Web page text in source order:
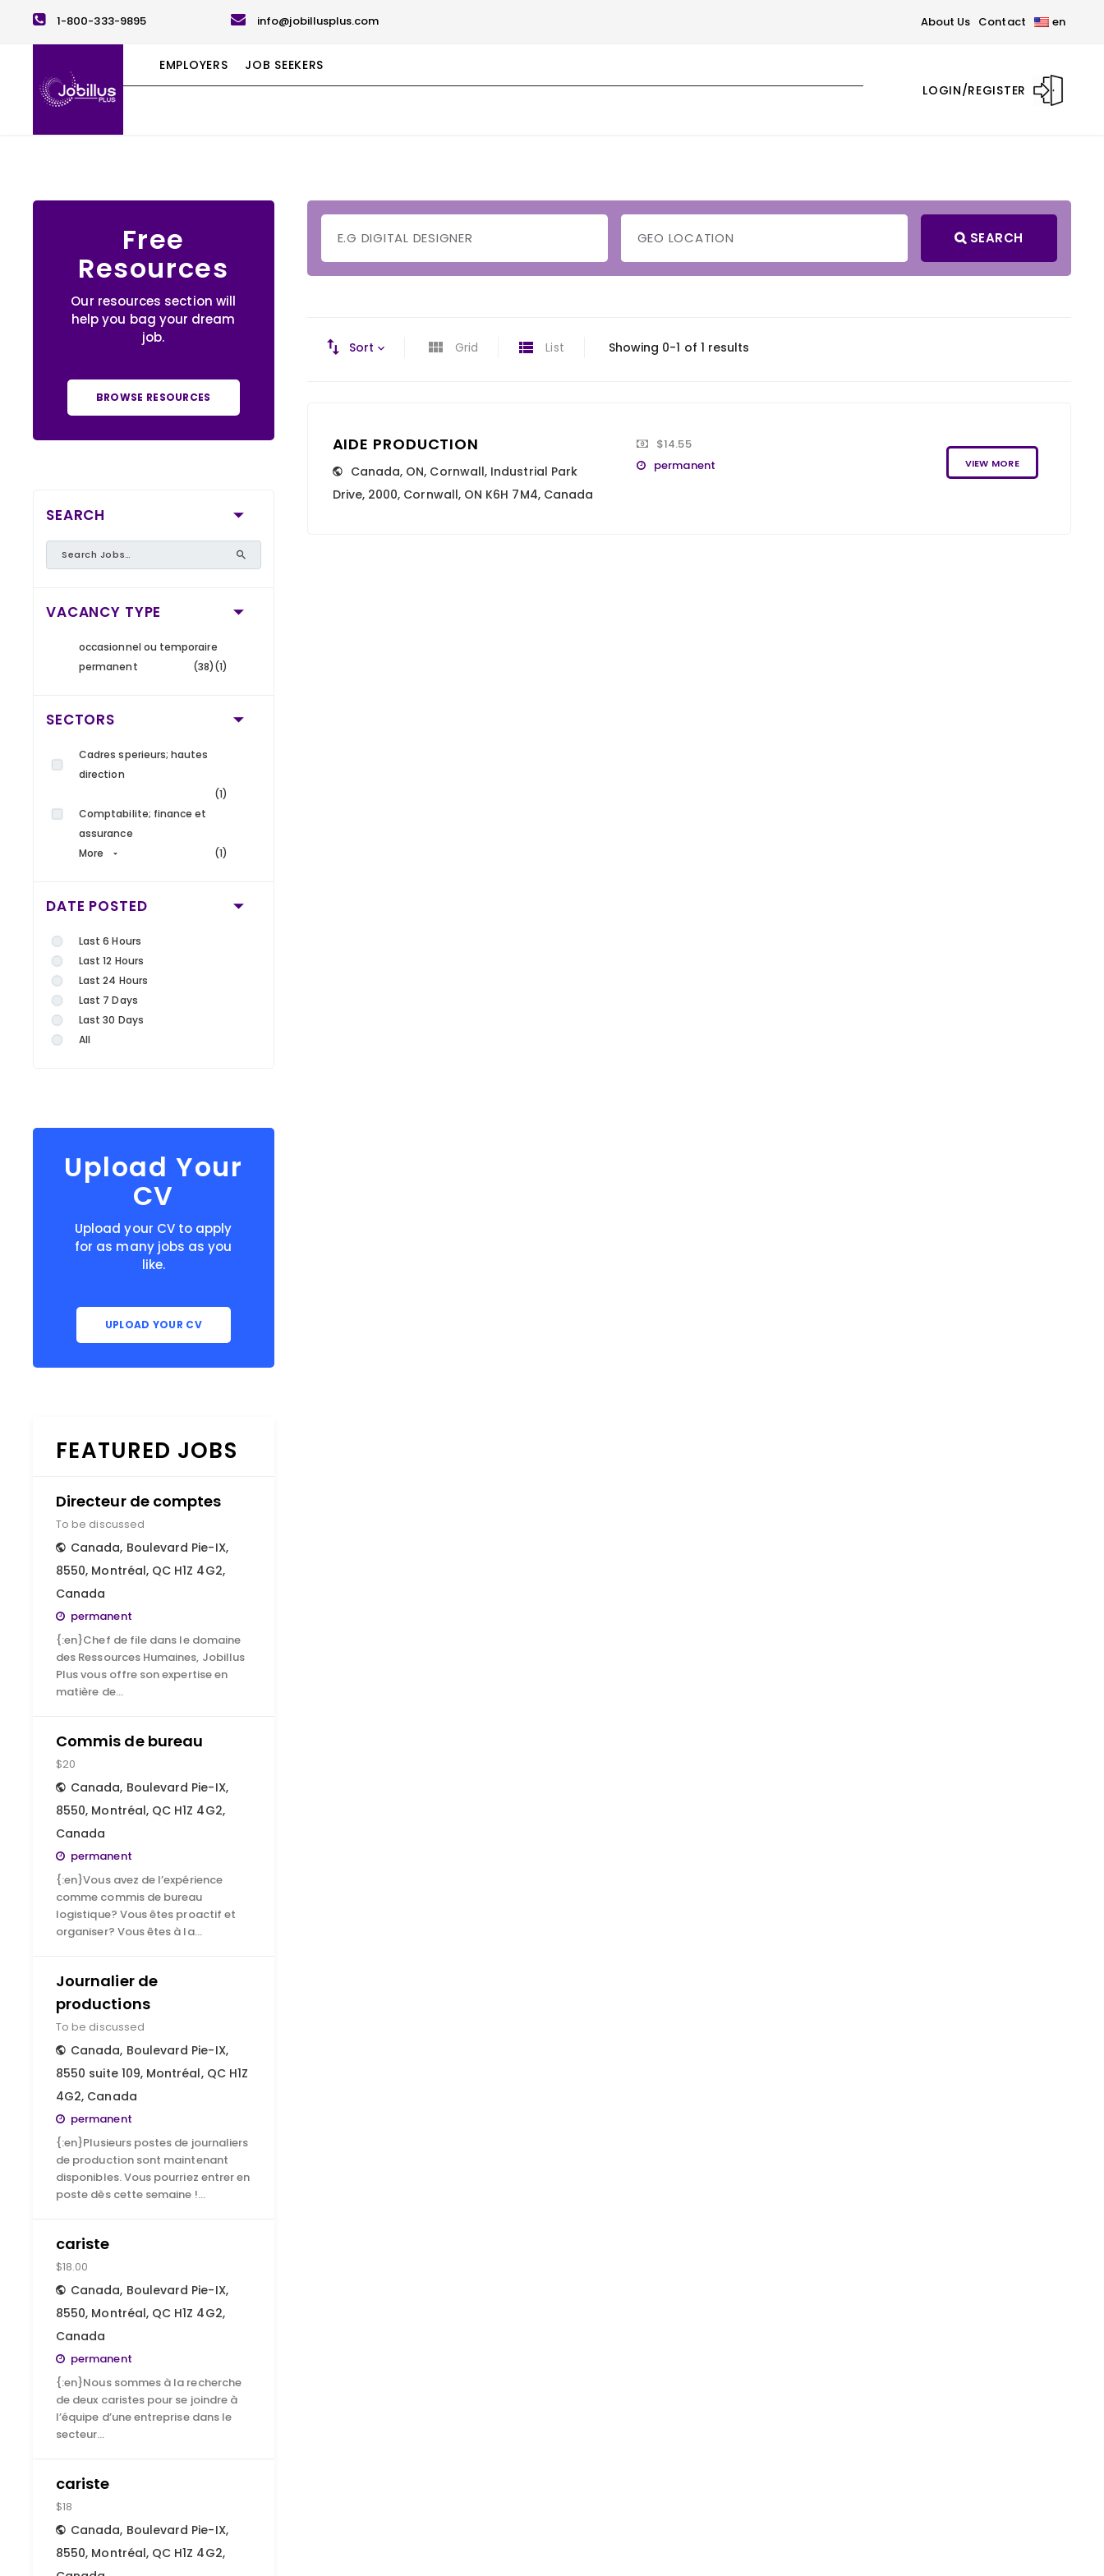
1-800-333-9895 info@jobillusplus.com About Us Contact en
LOGIN/REGISTER
EMPLOYERS JOB SEEKERS
Free
Resources
Our resources section will
help you bag your dream
job.
BROWSE RESOURCES
SEARCH
VACANCY TYPE
occasionnel ou temporaire
(1)
permanent (38)
SECTORS
Cadres sperieurs; hautes
direction
(1)
Comptabilite; finance et
assurance
(1)
More
DATE POSTED
Last 6 Hours
Last 12 Hours
Last 24 Hours
Last 7 Days
Last 30 Days
All
Upload Your
CV
Upload your CV to apply
for as many jobs as you
like.
UPLOAD YOUR CV
FEATURED JOBS
Directeur de comptes
To be discussed
Canada, Boulevard Pie-IX,
8550, Montréal, QC H1Z 4G2,
Canada
permanent
{:en}Chef de file dans le domaine
des Ressources Humaines, Jobillus
Plus vous offre son expertise en
matière de…
Commis de bureau
$20
Canada, Boulevard Pie-IX,
8550, Montréal, QC H1Z 4G2,
Canada
permanent
{:en}Vous avez de l’expérience
comme commis de bureau
logistique? Vous êtes proactif et
organiser? Vous êtes à la…
Journalier de
productions
To be discussed
Canada, Boulevard Pie-IX,
8550 suite 109, Montréal, QC H1Z
4G2, Canada
permanent
{:en}Plusieurs postes de journaliers
de production sont maintenant
disponibles. Vous pourriez entrer en
poste dès cette semaine !…
cariste
$18.00
Canada, Boulevard Pie-IX,
8550, Montréal, QC H1Z 4G2,
Canada
permanent
{:en}Nous sommes à la recherche
de deux caristes pour se joindre à
l’équipe d’une entreprise dans le
secteur…
cariste
$18
Canada, Boulevard Pie-IX,
8550, Montréal, QC H1Z 4G2,
SEARCH
Sort Grid List Showing 0-1 of 1 results
AIDE PRODUCTION
Canada, ON, Cornwall, Industrial Park
Drive, 2000, Cornwall, ON K6H 7M4, Canada
$14.55
permanent
VIEW MORE